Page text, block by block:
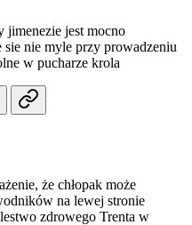
jimenezie jest mocno
nie myle przy prowadzeniu
w pucharze krola
że chłopak może
na lewej stronie
zdrowego Trenta w